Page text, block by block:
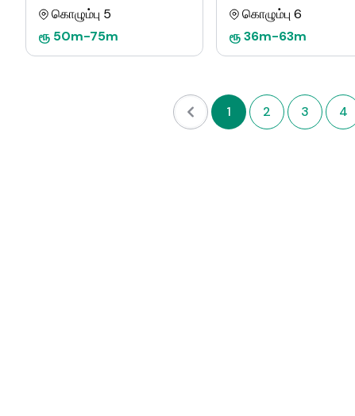
கொழும்பு 5
ரூ 50m-75m
கொழும்பு 6
ரூ36m-63m
1 2 3 4